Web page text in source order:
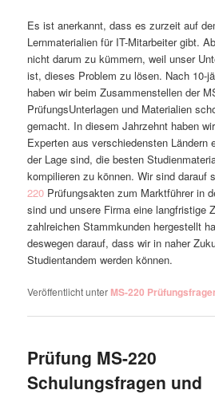
Es ist anerkannt, dass es zurzeit auf
Lernmaterialien für IT-Mitarbeiter gibt.
nicht darum zu kümmern, weil unser
ist, dieses Problem zu lösen. Nach 10-
haben wir beim Zusammenstellen der
PrüfungsUnterlagen und Materialien
gemacht. In diesem Jahrzehnt haben
Experten aus verschiedensten Ländern
der Lage sind, die besten
kompilieren zu können. Wir sind darauf
220 Prüfungsakten zum Marktführer in
sind und unsere Firma eine langfristige
zahlreichen Stammkunden hergestellt
deswegen darauf, dass wir in naher
Studientandem werden können.
Veröffentlicht unter MS-220
Prüfung MS-220
Schulungsfragen und